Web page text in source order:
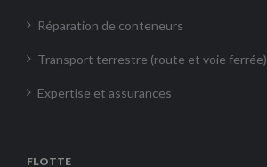
Réparation de conteneurs
Transport terrestre (route et voie ferrée)
Expertise et assurances
FLOTTE